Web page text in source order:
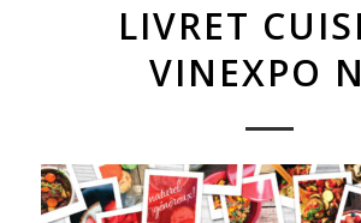
LIVRET
VINEXPO